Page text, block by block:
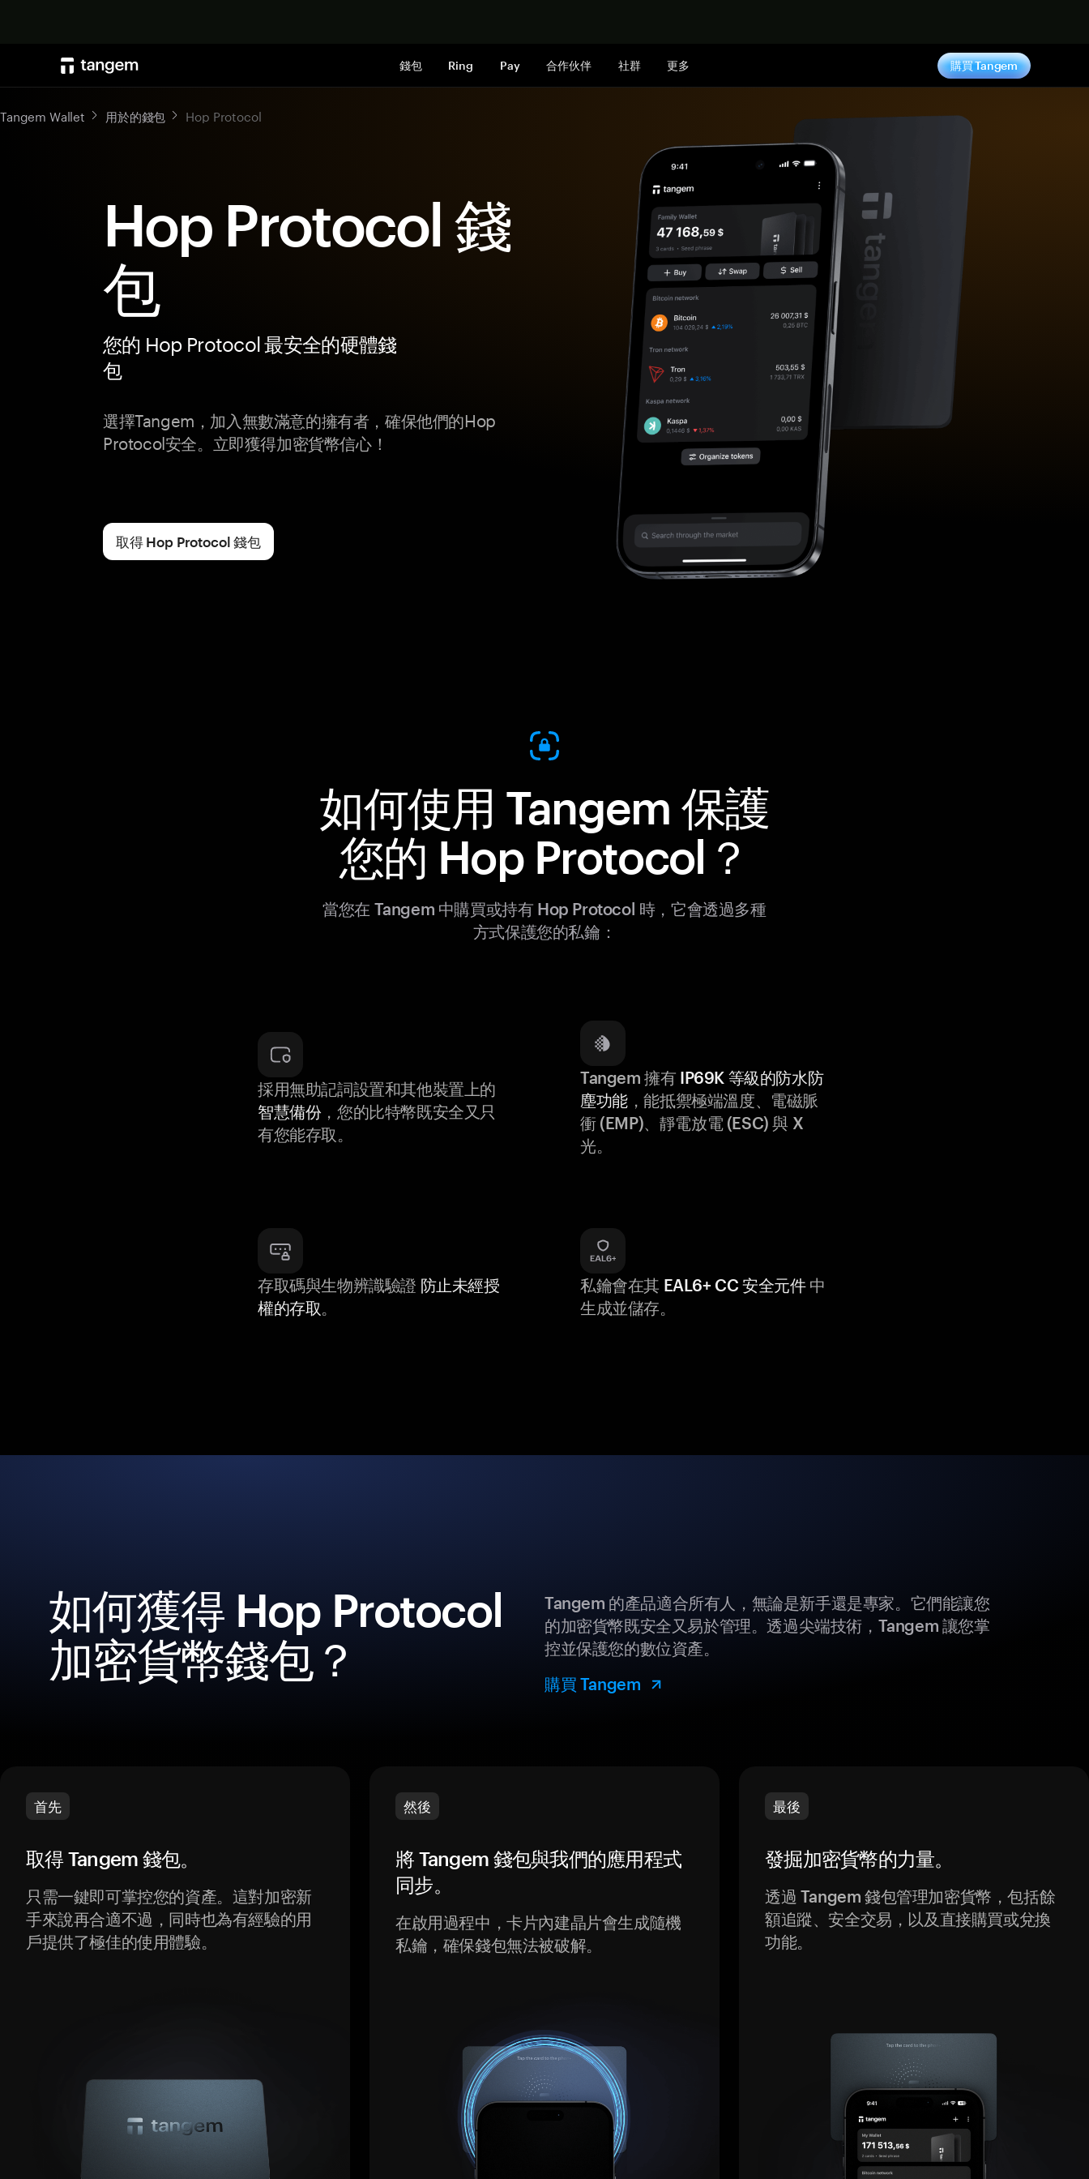
錢包 Ring Pay 合作伙伴 社群 更多 購買 Tangem
Tangem Wallet 用於的錢包 Hop Protocol
Hop Protocol 錢
包
您的 Hop Protocol 最安全的硬體錢
包
選擇Tangem，加入無數滿意的擁有者，確保他們的Hop
Protocol安全。立即獲得加密貨幣信心！
取得 Hop Protocol 錢包
如何使用 Tangem 保護
您的 Hop Protocol？
當您在 Tangem 中購買或持有 Hop Protocol 時，它會透過多種
方式保護您的私鑰：
採用無助記詞設置和其他裝置上的
智慧備份，您的比特幣既安全又只
有您能存取。
Tangem 擁有 IP69K 等級的防水防
塵功能，能抵禦極端溫度、電磁脈
衝 (EMP)、靜電放電 (ESC) 與 X
光。
存取碼與生物辨識驗證 防止未經授
權的存取。
私鑰會在其 EAL6+ CC 安全元件中
生成並儲存。
如何獲得 Hop Protocol
加密貨幣錢包？
Tangem 的產品適合所有人，無論是新手還是專家。它們能讓您
的加密貨幣既安全又易於管理。透過尖端技術，Tangem 讓您掌
控並保護您的數位資產。
購買 Tangem
首先
取得 Tangem 錢包。
只需一鍵即可掌控您的資產。這對加密新
手來說再合適不過，同時也為有經驗的用
戶提供了極佳的使用體驗。
然後
將 Tangem 錢包與我們的應用程式
同步。
在啟用過程中，卡片內建晶片會生成隨機
私鑰，確保錢包無法被破解。
最後
發掘加密貨幣的力量。
透過 Tangem 錢包管理加密貨幣，包括餘
額追蹤、安全交易，以及直接購買或兌換
功能。